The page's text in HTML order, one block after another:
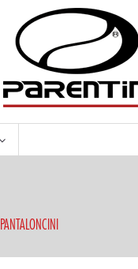
PANTALONCINI